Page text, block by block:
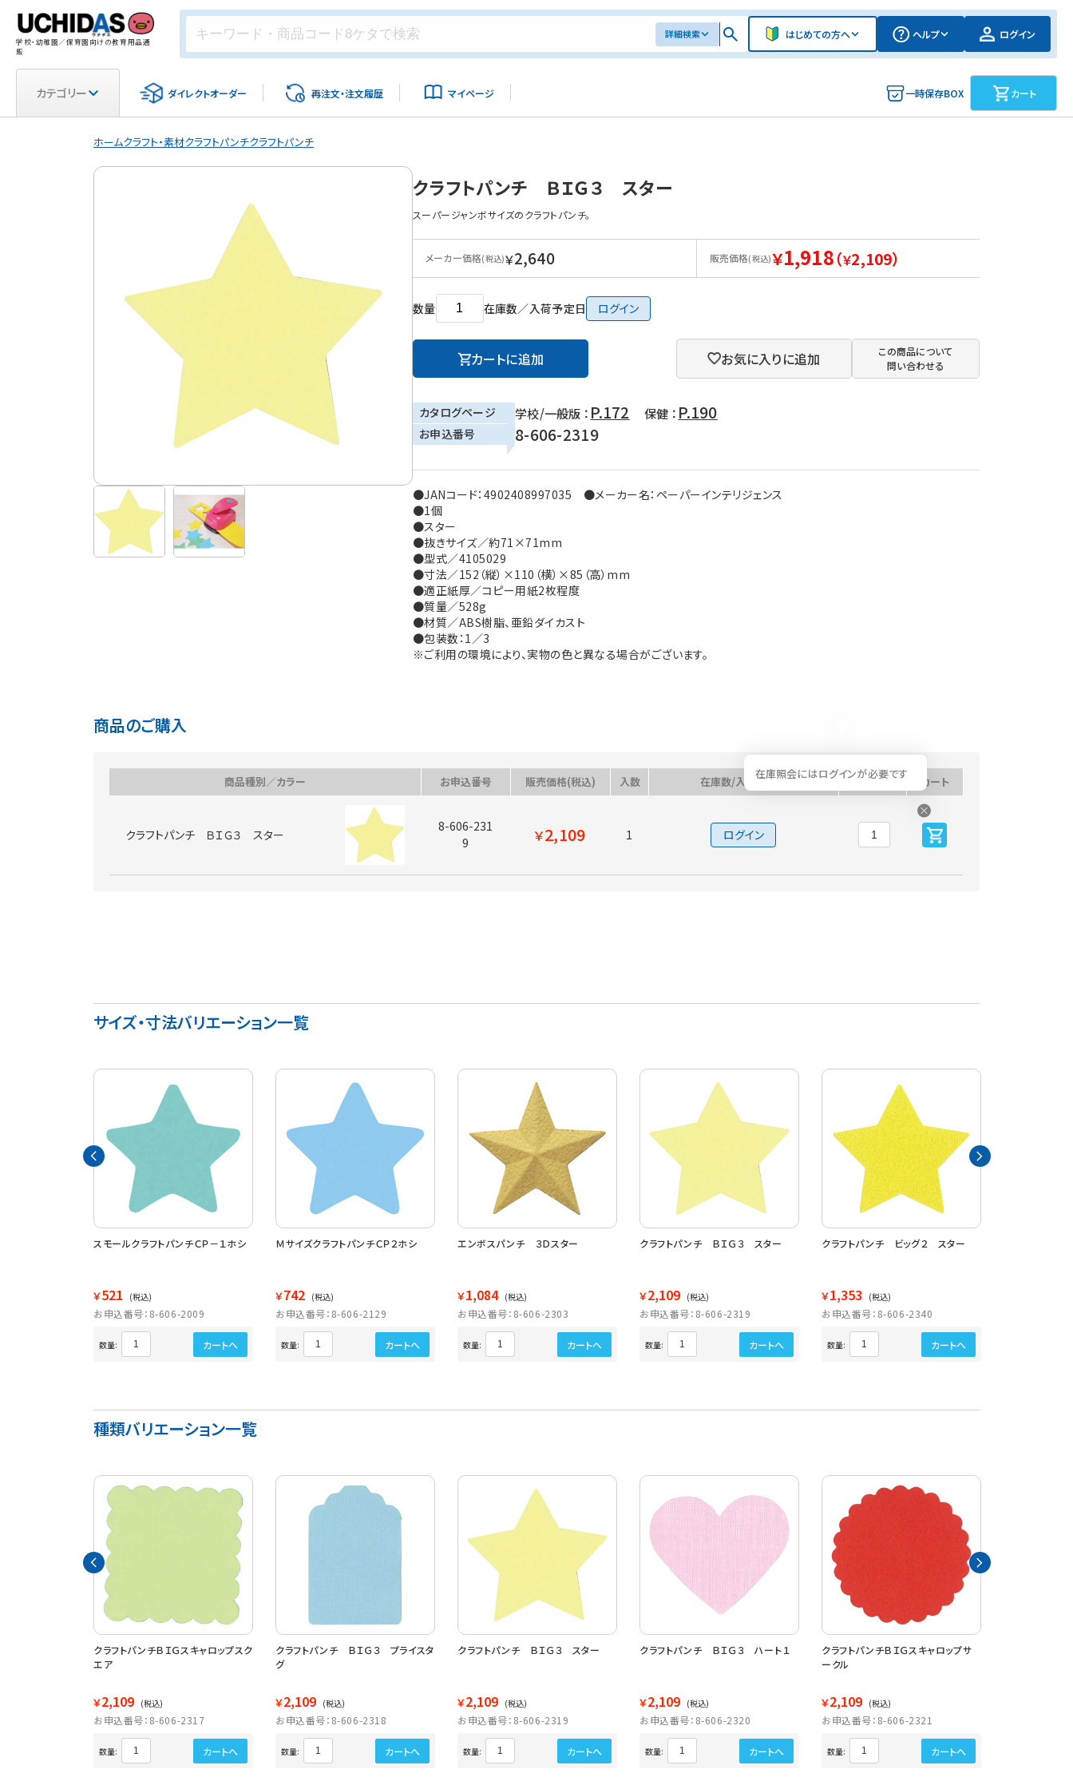
学校・幼稚園／保育園向けの教育用品通
販
詳細検索 はじめての方へ ヘルプ ログイン
カテゴリー ダイレクトオーダー 再注文・注文履歴 マイページ 一時保存BOX カート
ホームクラフト・素材クラフトパンチクラフトパンチ
クラフトパンチ ＢＩＧ３ スター
スーパージャンボサイズのクラフトパンチ。
メーカー価格(税込)￥2,640 販売価格(税込)￥1,918（￥2,109）
数量 在庫数／入荷予定日 ログイン
カートに追加 お気に入りに追加
この商品について
問い合わせる
カタログページ 学校/一般版 ： P.172 保健 ： P.190
お申込番号 8-606-2319
●JANコード：4902408997035 ●メーカー名：ペーパーインテリジェンス
●1個
●スター
●抜きサイズ／約71×71mm
●型式／4105029
●寸法／152（縦）×110（横）×85（高）mm
●適正紙厚／コピー用紙2枚程度
●質量／528g
●材質／ABS樹脂、亜鉛ダイカスト
●包装数：1／3
※ご利用の環境により、実物の色と異なる場合がございます。
商品のご購入
商品種別／カラー お申込番号 販売価格(税込) 入数 在庫数/入荷予定日
在庫照会にはログインが必要です
数量 カート
クラフトパンチ ＢＩＧ３ スター
8-606-231
9
￥2,109 1 ログイン
サイズ・寸法バリエーション一覧
スモールクラフトパンチＣＰ－１ホシ
￥521 (税込)
お申込番号：8-606-2009
数量: カートへ
ＭサイズクラフトパンチＣＰ２ホシ
￥742 (税込)
お申込番号：8-606-2129
数量: カートへ
エンボスパンチ ３Ｄスター
￥1,084 (税込)
お申込番号：8-606-2303
数量: カートへ
クラフトパンチ ＢＩＧ３ スター
￥2,109 (税込)
お申込番号：8-606-2319
数量: カートへ
クラフトパンチ ビッグ２ スター
￥1,353 (税込)
お申込番号：8-606-2340
数量: カートへ
種類バリエーション一覧
クラフトパンチＢＩＧスキャロップスク
エア
￥2,109 (税込)
お申込番号：8-606-2317
数量: カートへ
クラフトパンチ ＢＩＧ３ プライスタ
グ
￥2,109 (税込)
お申込番号：8-606-2318
数量: カートへ
クラフトパンチ ＢＩＧ３ スター
￥2,109 (税込)
お申込番号：8-606-2319
数量: カートへ
クラフトパンチ ＢＩＧ３ ハート１
￥2,109 (税込)
お申込番号：8-606-2320
数量: カートへ
クラフトパンチＢＩＧスキャロップサ
ークル
￥2,109 (税込)
お申込番号：8-606-2321
数量: カートへ